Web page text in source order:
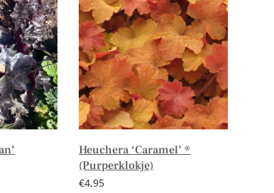
Heuchera ‘Caramel’ ®
(Purperklokje)
€4,95